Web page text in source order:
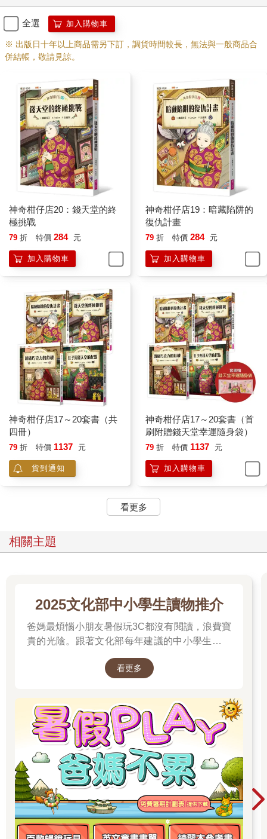
全選 加入購物車
※ 出版日十年以上商品需另下訂，調貨時間較長，無法與一般商品合
併結帳，敬請見諒。
神奇柑仔店20：錢天堂的終
極挑戰
79 折 特價 284 元
加入購物車
神奇柑仔店19：暗藏陷阱的
復仇計畫
79 折 特價 284 元
加入購物車
神奇柑仔店17～20套書（共
四冊）
79 折 特價 1137 元
貨到通知
神奇柑仔店17～20套書（首
刷附贈錢天堂幸運隨身袋）
79 折 特價 1137 元
加入購物車
看更多
相關主題
2025文化部中小學生讀物推介
爸媽最煩惱小朋友暑假玩3C都沒有閱讀，浪費寶
貴的光陰。跟著文化部每年建議的中小學生讀物
看更多